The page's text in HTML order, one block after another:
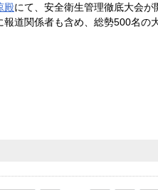
殿にて、安全衛生管理徹底大会が
道関係者も含め、総勢500名の